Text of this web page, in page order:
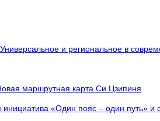
. Универсальное и региональное в
маршрутная карта Си Цзипиня
инициатива «Один пояс – один путь»